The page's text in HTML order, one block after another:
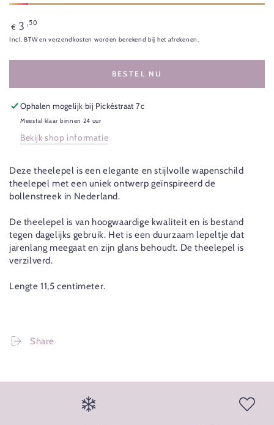
Normale
prijs
€ 3 ,50
Incl. BTW en verzendkosten worden berekend bij het afrekenen.
BESTEL NU
Ophalen mogelijk bij Pickéstraat 7c
Meestal klaar binnen 24 uur
Bekijk shop informatie
Deze theelepel is een elegante en stijlvolle wapenschild
theelepel met een uniek ontwerp geïnspireerd de
bollenstreek in Nederland.
De theelepel is van hoogwaardige kwaliteit en is bestand
tegen dagelijks gebruik. Het is een duurzaam lepeltje dat
jarenlang meegaat en zijn glans behoudt. De theelepel is
verzilverd.
Lengte 11,5 centimeter.
Share